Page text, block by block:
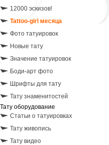
12000 эскизов!
Tattoo-girl месяца
Фото татуировок
Новые тату
Значение татуировок
Боди-арт фото
Шрифты для тату
Тату знаменитостей
Тату оборудование
Статьи о татуировках
Тату живопись
Тату видео